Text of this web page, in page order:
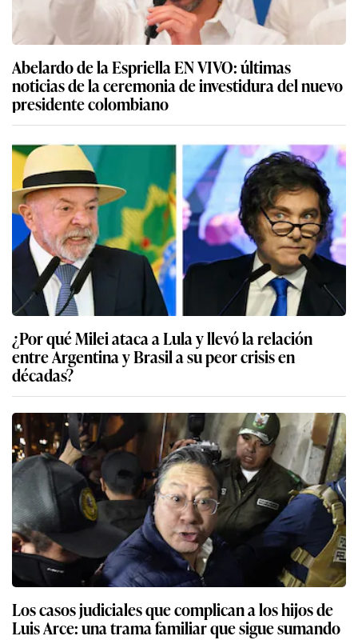
Abelardo de la Espriella EN VIVO: últimas
noticias de la ceremonia de investidura del nuevo
presidente colombiano
¿Por qué Milei ataca a Lula y llevó la relación
entre Argentina y Brasil a su peor crisis en
décadas?
Los casos judiciales que complican a los hijos de
Luis Arce: una trama familiar que sigue sumando